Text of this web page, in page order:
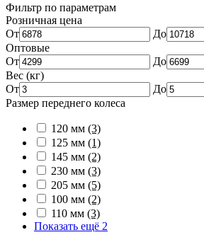
Фильтр по параметрам
Розничная цена
От
До
Оптовые
От
До
Вес (кг)
От
До
Размер переднего колеса
120 мм (3)
125 мм (1)
145 мм (2)
230 мм (3)
205 мм (5)
100 мм (2)
110 мм (3)
Показать ещё 2